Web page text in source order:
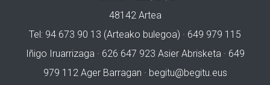
48142 Artea
Tel: 94 673 90 13 (Arteako bulegoa) · 649 979 115
Iñigo Iruarrizaga · 626 647 923 Asier Abrisketa · 649
979 112 Ager Barragan · begitu@begitu.eus